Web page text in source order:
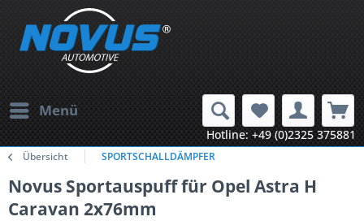
Menü
Hotline: +49 (0)2325 375881
Übersicht SPORTSCHALLDÄMPFER
Novus Sportauspuff für Opel Astra H
Caravan 2x76mm